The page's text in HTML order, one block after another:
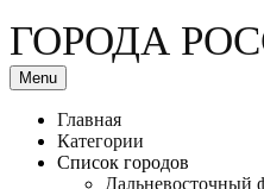
ГОРОДА
Menu
Главная
Категории
Список городов
Дальневосточный